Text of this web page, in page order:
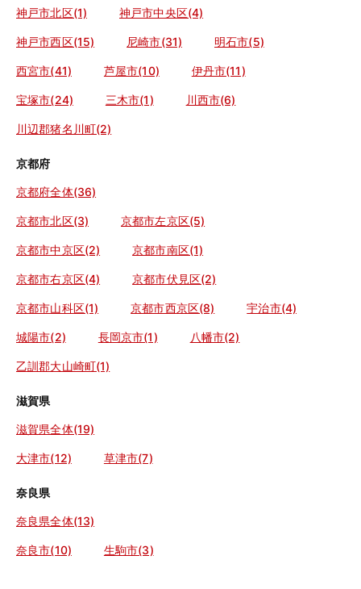
神戸市北区(1) 神戸市中央区(4)
神戸市西区(15) 尼崎市(31) 明石市(5)
西宮市(41) 芦屋市(10) 伊丹市(11)
宝塚市(24) 三木市(1) 川西市(6)
川辺郡猪名川町(2)
京都府
京都府全体(36)
京都市北区(3) 京都市左京区(5)
京都市中京区(2) 京都市南区(1)
京都市右京区(4) 京都市伏見区(2)
京都市山科区(1) 京都市西京区(8) 宇治市(4)
城陽市(2) 長岡京市(1) 八幡市(2)
乙訓郡大山崎町(1)
滋賀県
滋賀県全体(19)
大津市(12) 草津市(7)
奈良県
奈良県全体(13)
奈良市(10) 生駒市(3)